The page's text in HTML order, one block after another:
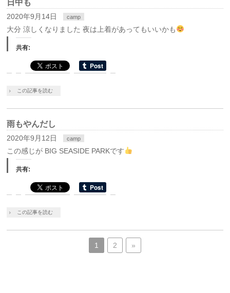
日中も
2020年9月14日 camp
大分 涼しくなりました 夜は上着があってもいいかも
共有:
この記事を読む
雨もやんだし
2020年9月12日 camp
この感じが BIG SEASIDE PARKです
共有:
この記事を読む
1 2 »